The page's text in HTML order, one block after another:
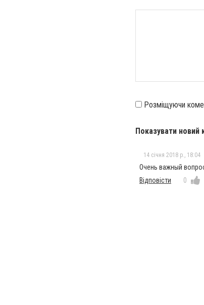
Розміщуючи
Показувати новий
14 січня 2018 р., 18:04
Очень важный
Відповісти
0